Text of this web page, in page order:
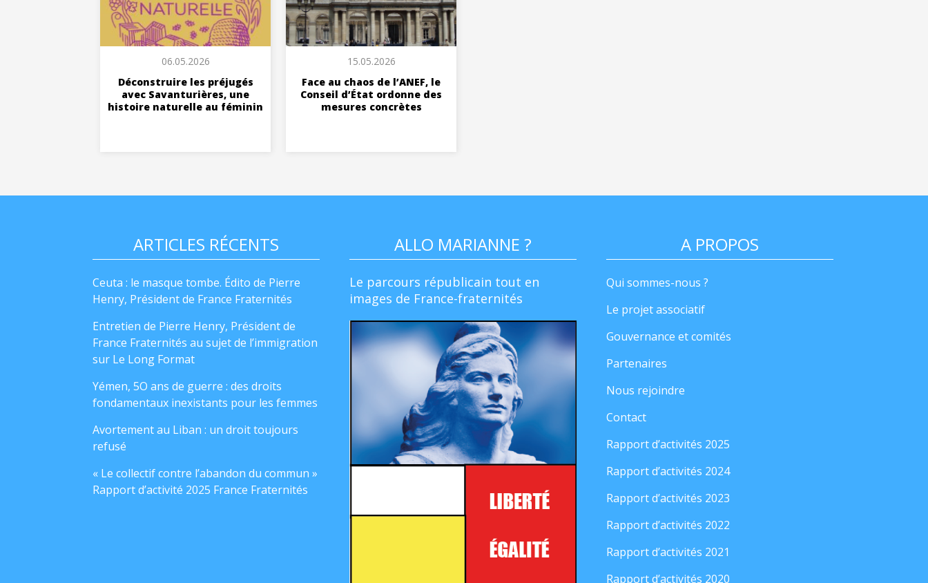
06.05.2026
Déconstruire les préjugés
avec Savanturières, une
histoire naturelle au féminin
15.05.2026
Face au chaos de l’ANEF, le
Conseil d’État ordonne des
mesures concrètes
ARTICLES RÉCENTS
Ceuta : le masque tombe. Édito de Pierre
Henry, Président de France Fraternités
Entretien de Pierre Henry, Président de
France Fraternités au sujet de l’immigration
sur Le Long Format
Yémen, 5O ans de guerre : des droits
fondamentaux inexistants pour les femmes
Avortement au Liban : un droit toujours
refusé
« Le collectif contre l’abandon du commun »
Rapport d’activité 2025 France Fraternités
ALLO MARIANNE ?
Le parcours républicain tout en
images de France-fraternités
A PROPOS
Qui sommes-nous ?
Le projet associatif
Gouvernance et comités
Partenaires
Nous rejoindre
Contact
Rapport d’activités 2025
Rapport d’activités 2024
Rapport d’activités 2023
Rapport d’activités 2022
Rapport d’activités 2021
Rapport d’activités 2020